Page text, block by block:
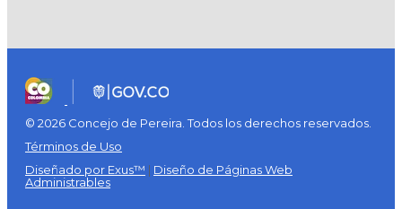
© 2026 Concejo de Pereira. Todos los derechos reservados.
Términos de Uso
Diseñado por Exus™ | Diseño de Páginas Web
Administrables